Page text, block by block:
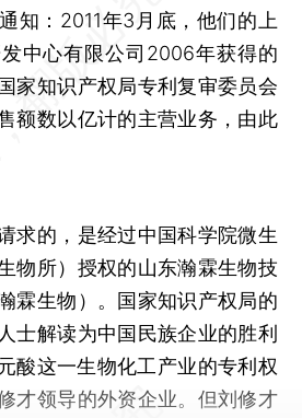
知：2011年3月底，他们的上
中心有限公司2006年获得的
家知识产权局专利复审委员会
额数以亿计的主营业务，由此
的，是经过中国科学院微生
物所）授权的山东瀚霖生物技
霖生物）。国家知识产权局的
士解读为中国民族企业的胜利
这一生物化工产业的专利权
才领导的外资企业。但刘修才